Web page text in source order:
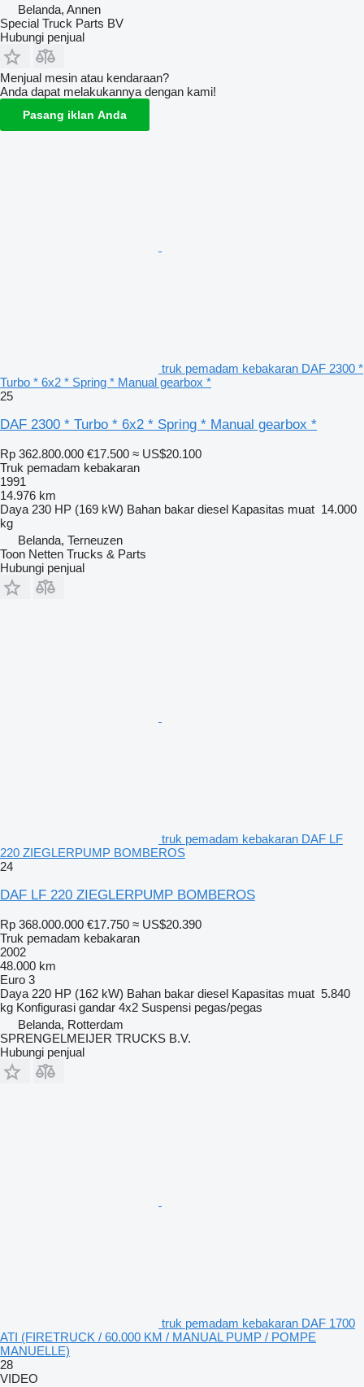
Belanda, Annen
Special Truck Parts BV
Hubungi penjual
Menjual mesin atau kendaraan?
Anda dapat melakukannya dengan kami!
Pasang iklan Anda
truk pemadam kebakaran DAF 2300 *
Turbo * 6x2 * Spring * Manual gearbox *
25
DAF 2300 * Turbo * 6x2 * Spring * Manual gearbox *
Rp 362.800.000 €17.500 ≈ US$20.100
Truk pemadam kebakaran
1991
14.976 km
Daya 230 HP (169 kW) Bahan bakar diesel Kapasitas muat 14.000
kg
Belanda, Terneuzen
Toon Netten Trucks & Parts
Hubungi penjual
truk pemadam kebakaran DAF LF
220 ZIEGLERPUMP BOMBEROS
24
DAF LF 220 ZIEGLERPUMP BOMBEROS
Rp 368.000.000 €17.750 ≈ US$20.390
Truk pemadam kebakaran
2002
48.000 km
Euro 3
Daya 220 HP (162 kW) Bahan bakar diesel Kapasitas muat 5.840
kg Konfigurasi gandar 4x2 Suspensi pegas/pegas
Belanda, Rotterdam
SPRENGELMEIJER TRUCKS B.V.
Hubungi penjual
truk pemadam kebakaran DAF 1700
ATI (FIRETRUCK / 60.000 KM / MANUAL PUMP / POMPE
MANUELLE)
28
VIDEO